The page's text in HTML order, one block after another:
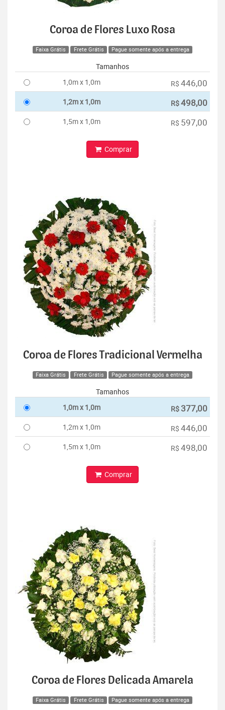
Coroa de Flores Luxo Rosa
Faixa Grátis Frete Grátis Pague somente após a entrega
Tamanhos
1,0m x 1,0m
R$ 446,00
1,2m x 1,0m R$498,00
1,5m x 1,0m R$ 597,00
Comprar
Coroa de Flores Tradicional Vermelha
Faixa Grátis Frete Grátis Pague somente após a entrega
Tamanhos
1,0m x 1,0m
R$ 377,00
1,2m x 1,0m R$ 446,00
1,5m x 1,0m R$ 498,00
Comprar
Coroa de Flores Delicada Amarela
Faixa Grátis Frete Grátis Pague somente após a entrega